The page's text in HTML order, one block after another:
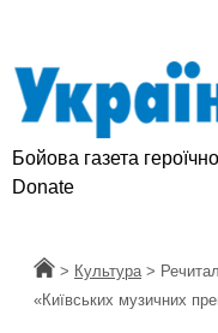
Бойова газета
Donate
Головна
> Культура >
«Київських музичних